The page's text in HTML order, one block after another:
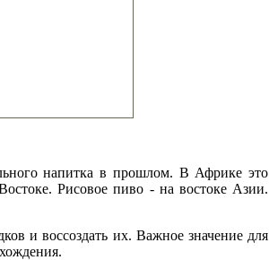
напитка в прошлом. В Африке это
Рисовое пиво - на востоке Азии.
и воссоздать их. Важное значение для